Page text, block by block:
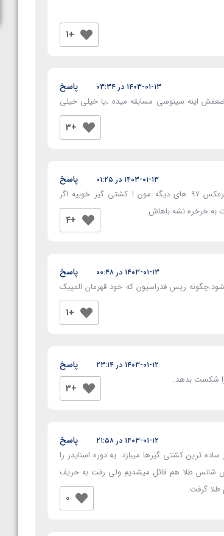
+1
۱۴۰۳-۰۱-۱۳ در ۰۳:۳۴
اینه سینوسی مسابقه میده ،یا خیلی خیلی
+3
پاسخ
۱۴۰۳-۰۱-۱۳ در ۰۱:۲۵
احتمال بردن تاج الدینوف رو داره …چون بدنش بهش میخوره برعکس ۹۷ های دیگه مون ! کشتی گیر خوبیه اگر
به خرخره نشه باهاش
+4
پاسخ
۱۴۰۳-۰۱-۱۳ در ۰۰:۴۸
ریس فدراسیون که خود قهرمان المپیک
+1
پاسخ
۱۴۰۳-۰۱-۱۲ در ۲۳:۱۴
را شکست بدهد.
+3
پاسخ
۱۴۰۳-۰۱-۱۲ در ۲۱:۵۸
ترین کشتی گیرها میبازد. یه دوره اسنایدر را
شانس طلا هم قائل میشدیم ولی رفت به حریف
طلا گرفت.
0
پاسخ